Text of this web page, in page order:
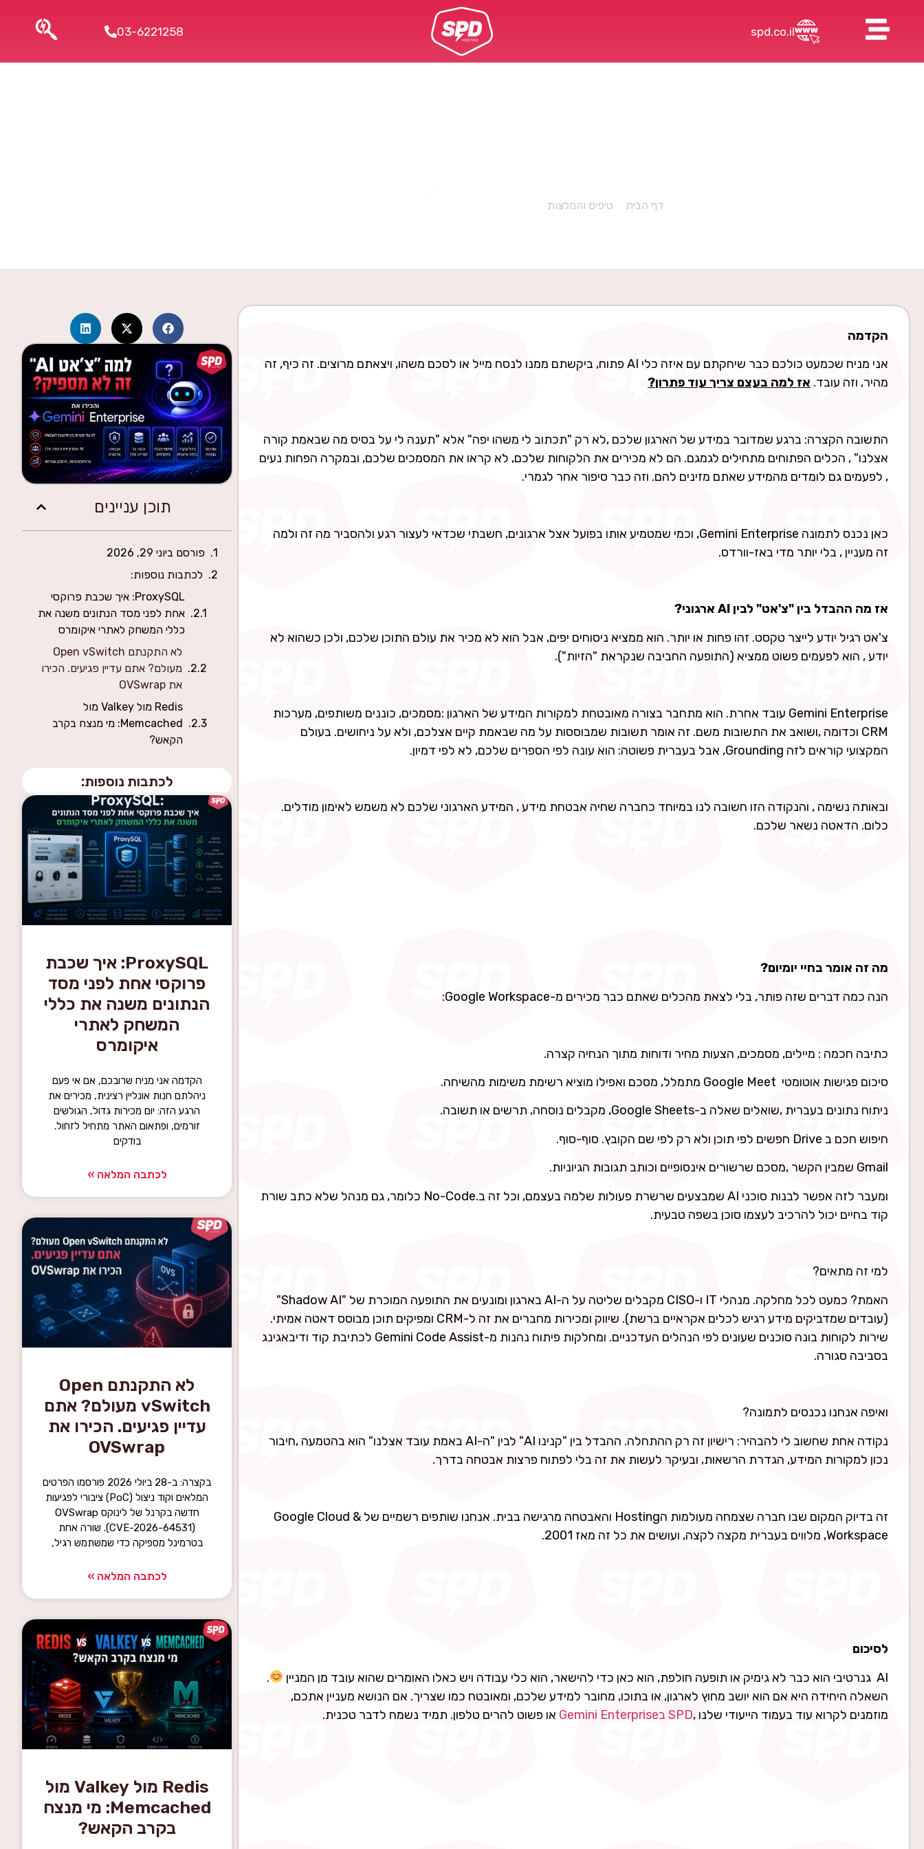
spd.co.il
03-6221258
דף הבית
טיפים והמלצות
הקדמה
אני מניח שכמעט כולכם כבר שיחקתם עם איזה כלי AI פתוח, ביקשתם ממנו לנסח מייל או לסכם משהו, ויצאתם מרוצים. זה כיף, זה
מהיר, וזה עובד. אז למה בעצם צריך עוד פתרון?
התשובה הקצרה: ברגע שמדובר במידע של הארגון שלכם ,לא רק "תכתוב לי משהו יפה" אלא "תענה לי על בסיס מה שבאמת קורה
אצלנו" , הכלים הפתוחים מתחילים לגמגם. הם לא מכירים את הלקוחות שלכם, לא קראו את המסמכים שלכם, ובמקרה הפחות נעים
, לפעמים גם לומדים מהמידע שאתם מזינים להם. וזה כבר סיפור אחר לגמרי.
כאן נכנס לתמונה Gemini Enterprise, וכמי שמטמיע אותו בפועל אצל ארגונים, חשבתי שכדאי לעצור רגע ולהסביר מה זה ולמה
זה מעניין , בלי יותר מדי באז-וורדס.
אז מה ההבדל בין "צ'אט" לבין ארגוני?
צ'אט רגיל יודע לייצר טקסט. זהו פחות או יותר. הוא ממציא ניסוחים יפים, אבל הוא לא מכיר את עולם התוכן שלכם, ולכן כשהוא לא
יודע , הוא לפעמים פשוט ממציא (התופעה החביבה שנקראת "הזיות").
Gemini Enterprise עובד אחרת. הוא מתחבר בצורה מאובטחת למקורות המידע של הארגון :מסמכים, כוננים משותפים, מערכות
CRM וכדומה ,ושואב את התשובות משם. זה אומר תשובות שמבוססות על מה שבאמת קיים אצלכם, ולא על ניחושים. בעולם
המקצועי קוראים לזה Grounding, אבל בעברית פשוטה: הוא עונה לפי הספרים שלכם, לא לפי דמיון.
ובאותה נשימה , והנקודה הזו חשובה לנו במיוחד כחברה שחיה אבטחת מידע , המידע הארגוני שלכם לא משמש לאימון מודלים.
כלום. הדאטה נשאר שלכם.
מה זה אומר בחיי יומיום?
הנה כמה דברים שזה פותר, בלי לצאת מהכלים שאתם כבר מכירים מ-Google Workspace:
כתיבה חכמה : מיילים, מסמכים, הצעות מחיר ודוחות מתוך הנחיה קצרה.
סיכום פגישות אוטומטי Google Meet מתמלל, מסכם ואפילו מוציא רשימת משימות מהשיחה.
ניתוח נתונים בעברית ,שואלים שאלה ב-Google Sheets, מקבלים נוסחה, תרשים או תשובה.
חיפוש חכם ב Drive חפשים לפי תוכן ולא רק לפי שם הקובץ. סוף-סוף.
Gmail שמבין הקשר ,מסכם שרשורים אינסופיים וכותב תגובות הגיוניות.
ומעבר לזה אפשר לבנות סוכני AI שמבצעים שרשרת פעולות שלמה בעצמם, וכל זה ב.No-Code כלומר, גם מנהל שלא כתב שורת
קוד בחיים יכול להרכיב לעצמו סוכן בשפה טבעית.
למי זה מתאים?
האמת? כמעט לכל מחלקה. מנהלי IT ו-CISO מקבלים שליטה על ה-AI בארגון ומונעים את התופעה המוכרת של "Shadow AI"
(עובדים שמדביקים מידע רגיש לכלים אקראיים ברשת). שיווק ומכירות מחברים את זה ל-CRM ומפיקים תוכן מבוסס דאטה אמיתי.
שירות לקוחות בונה סוכנים שעונים לפי הנהלים העדכניים. ומחלקות פיתוח נהנות מ-Gemini Code Assist לכתיבת קוד ודיבאגינג
בסביבה סגורה.
ואיפה אנחנו נכנסים לתמונה?
נקודה אחת שחשוב לי להבהיר: רישיון זה רק ההתחלה. ההבדל בין "קנינו AI" לבין "ה-AI באמת עובד אצלנו" הוא בהטמעה ,חיבור
נכון למקורות המידע, הגדרת הרשאות, ובעיקר לעשות את זה בלי לפתוח פרצות אבטחה בדרך.
זה בדיוק המקום שבו חברה שצמחה מעולמות הHosting והאבטחה מרגישה בבית. אנחנו שותפים רשמיים של Google Cloud &
Workspace, מלווים בעברית מקצה לקצה, ועושים את כל זה מאז 2001.
לסיכום
AI גנרטיבי הוא כבר לא גימיק או תופעה חולפת, הוא כאן כדי להישאר, הוא כלי עבודה ויש כאלו האומרים שהוא עובד מן המניין
.
השאלה היחידה היא אם הוא יושב מחוץ לארגון, או בתוכו, מחובר למידע שלכם, ומאובטח כמו שצריך. אם הנושא מעניין אתכם,
מוזמנים לקרוא עוד בעמוד הייעודי שלנו ,SPD בGemini Enterprise או פשוט להרים טלפון. תמיד נשמח לדבר טכנית.
תוכן עניינים
פורסם ביוני 29, 2026
לכתבות נוספות:
ProxySQL: איך שכבת פרוקסי
אחת לפני מסד הנתונים משנה את
כללי המשחק לאתרי איקומרס
לא התקנתם Open vSwitch
מעולם? אתם עדיין פגיעים. הכירו
את OVSwrap
Redis מול Valkey מול
Memcached: מי מנצח בקרב
הקאש?
לכתבות נוספות:
ProxySQL: איך שכבת
פרוקסי אחת לפני מסד
הנתונים משנה את כללי
המשחק לאתרי
איקומרס
הקדמה אני מניח שרובכם, אם אי פעם
ניהלתם חנות אונליין רצינית, מכירים את
הרגע הזה: יום מכירות גדול, הגולשים
זורמים, ופתאום האתר מתחיל לזחול.
בודקים
לכתבה המלאה »
לא התקנתם Open
vSwitch מעולם? אתם
עדיין פגיעים. הכירו את
OVSwrap
בקצרה: ב-28 ביולי 2026 פורסמו הפרטים
המלאים וקוד ניצול (PoC) ציבורי לפגיעות
חדשה בקרנל של לינוקס OVSwrap
(CVE-2026-64531). שורה אחת
בטרמינל מספיקה כדי שמשתמש רגיל,
לכתבה המלאה »
Redis מול Valkey מול
Memcached: מי מנצח
בקרב הקאש?